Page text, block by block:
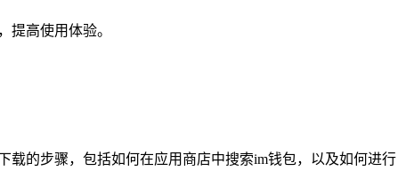
提高使用体验。
的步骤，包括如何在应用商店中搜索im钱包，以及如何进行